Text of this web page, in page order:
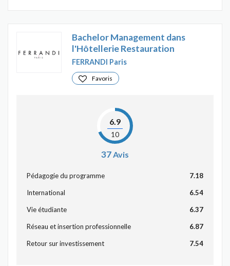
Bachelor Management dans
l'Hôtellerie Restauration
FERRANDI Paris
Favoris
6.9
10
37Avis
Pédagogie du programme 7.18
International 6.54
Vie étudiante 6.37
Réseau et insertion professionnelle 6.87
Retour sur investissement 7.54